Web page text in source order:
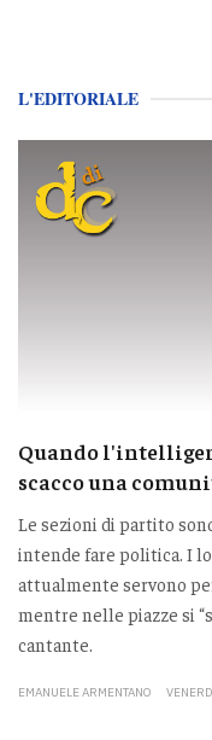
L'EDITORIALE
Quando
scacco una
Le sezioni di partito
intende fare politica. I
attualmente servono
mentre nelle piazze si
cantante.
EMANUELE ARMENTANO